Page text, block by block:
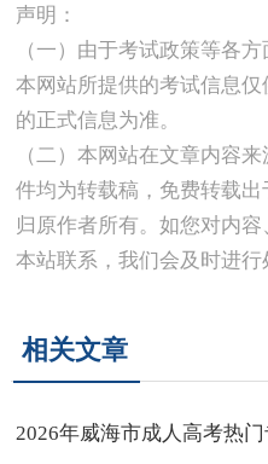
声明：
（一）由于考试政策等各
本网站所提供的考试信息
的正式信息为准。
（二）本网站在文章内容
件均为转载稿，免费转载
归原作者所有。如您对内
本站联系，我们会及时进行
相关文章
2026年威海市成人高考热